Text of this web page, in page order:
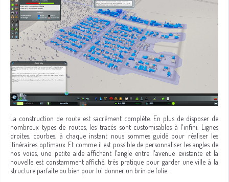
La construction de route est sacrément complète. En plus de disposer de
nombreux types de routes, les tracés sont customisables à l'infini. Lignes
droites, courbes, à chaque instant nous sommes guidé pour réaliser les
itinéraires optimaux. Et comme il est possible de personnaliser les angles de
nos voies, une petite aide affichant l'angle entre l'avenue existante et la
nouvelle est constamment affiché, très pratique pour garder une ville à la
structure parfaite ou bien pour lui donner un brin de folie.